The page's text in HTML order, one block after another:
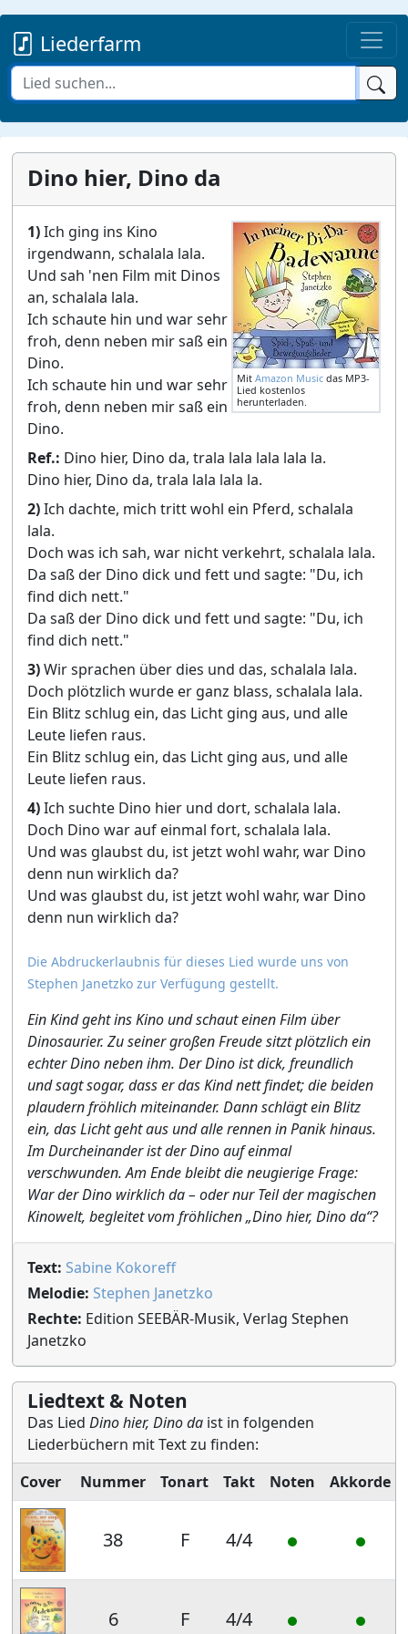
Liederfarm
Dino hier, Dino da
Mit Amazon Music das MP3-
Lied kostenlos
herunterladen.
1)Ich ging ins Kino
irgendwann, schalala lala.
Und sah 'nen Film mit Dinos
an, schalala lala.
Ich schaute hin und war sehr
froh, denn neben mir saß ein
Dino.
Ich schaute hin und war sehr
froh, denn neben mir saß ein
Dino.
Ref.: Dino hier, Dino da, trala lala lala lala la.
Dino hier, Dino da, trala lala lala la.
2)Ich dachte, mich tritt wohl ein Pferd, schalala
lala.
Doch was ich sah, war nicht verkehrt, schalala lala.
Da saß der Dino dick und fett und sagte: "Du, ich
find dich nett."
Da saß der Dino dick und fett und sagte: "Du, ich
find dich nett."
3)Wir sprachen über dies und das, schalala lala.
Doch plötzlich wurde er ganz blass, schalala lala.
Ein Blitz schlug ein, das Licht ging aus, und alle
Leute liefen raus.
Ein Blitz schlug ein, das Licht ging aus, und alle
Leute liefen raus.
4)Ich suchte Dino hier und dort, schalala lala.
Doch Dino war auf einmal fort, schalala lala.
Und was glaubst du, ist jetzt wohl wahr, war Dino
denn nun wirklich da?
Und was glaubst du, ist jetzt wohl wahr, war Dino
denn nun wirklich da?
Die Abdruckerlaubnis für dieses Lied wurde uns von
Stephen Janetzko zur Verfügung gestellt.
Ein Kind geht ins Kino und schaut einen Film über
Dinosaurier. Zu seiner großen Freude sitzt plötzlich ein
echter Dino neben ihm. Der Dino ist dick, freundlich
und sagt sogar, dass er das Kind nett findet; die beiden
plaudern fröhlich miteinander. Dann schlägt ein Blitz
ein, das Licht geht aus und alle rennen in Panik hinaus.
Im Durcheinander ist der Dino auf einmal
verschwunden. Am Ende bleibt die neugierige Frage:
War der Dino wirklich da – oder nur Teil der magischen
Kinowelt, begleitet vom fröhlichen „Dino hier, Dino da“?
Text: Sabine Kokoreff
Melodie: Stephen Janetzko
Rechte: Edition SEEBÄR-Musik, Verlag Stephen
Janetzko
Liedtext & Noten
Das Lied Dino hier, Dino da ist in folgenden
Liederbüchern mit Text zu finden:
Cover
Nummer Tonart Takt Noten Akkorde
38 F 4/4
6 F 4/4